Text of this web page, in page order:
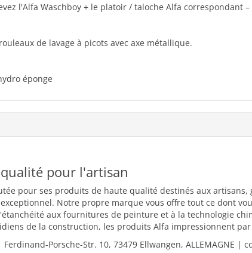
l'Alfa Waschboy + le platoir / taloche Alfa correspondant
de lavage à picots avec axe métallique.
éponge
pour l'artisan
pour ses produits de haute qualité destinés aux
Notre propre marque vous offre tout ce dont
aux fournitures de peinture et à la technologie
de la construction, les produits Alfa impressionnent
Porsche-Str. 10, 73479 Ellwangen, ALLEMAGNE |